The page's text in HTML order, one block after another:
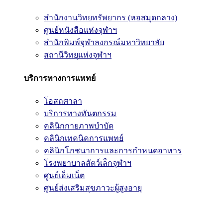
สำนักงานวิทยทรัพยากร (หอสมุดกลาง)
ศูนย์หนังสือแห่งจุฬาฯ
สำนักพิมพ์จุฬาลงกรณ์มหาวิทยาลัย
สถานีวิทยุแห่งจุฬาฯ
บริการทางการแพทย์
โอสถศาลา
บริการทางทันตกรรม
คลินิกกายภาพบำบัด
คลินิกเทคนิคการแพทย์
คลินิกโภชนาการและการกำหนดอาหาร
โรงพยาบาลสัตว์เล็กจุฬาฯ
ศูนย์เอ็มเน็ต
ศูนย์ส่งเสริมสุขภาวะผู้สูงอายุ